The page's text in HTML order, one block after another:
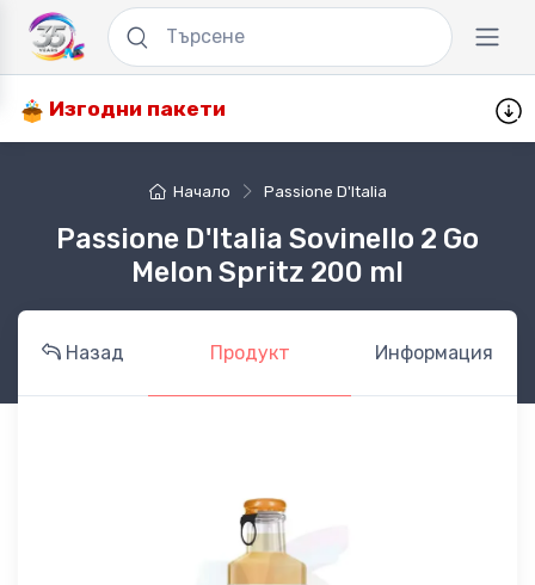
Изгодни пакети
Начало Passione D'Italia
Passione D'Italia Sovinello 2 Go
Melon Spritz 200 ml
Назад Продукт Информация